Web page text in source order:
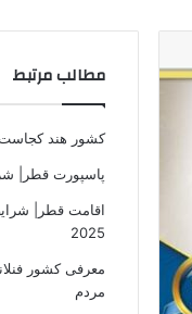
مطالب مرتبط
کشور هند کجاست
پاسپورت قطر|
اقامت قطر|
2025
معرفی کشور
مردم